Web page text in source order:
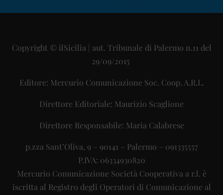
Copyright © ilSicilia | aut. Tribunale di Palermo n.11 del
29/09/2015
Editore: Mercurio Comunicazione Soc. Coop. A.R.L.
Direttore Editoriale: Maurizio Scaglione
Direttore Responsabile: Maria Calabrese
p.zza Sant’Oliva, 9 – 90141 – Palermo – 091335557
P.IVA: 06334930820
Mercurio Comunicazione Società Cooperativa a r.l. è
iscritta al Registro degli Operatori di Comunicazione al